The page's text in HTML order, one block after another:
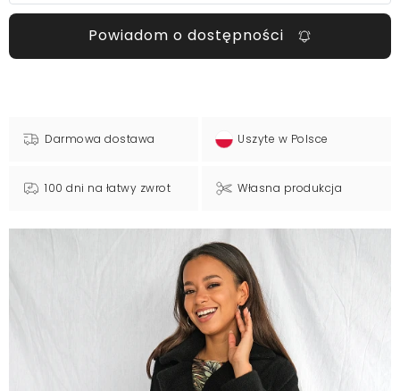
Powiadom o dostępności
Darmowa dostawa Uszyte w Polsce
100 dni na łatwy zwrot Własna produkcja